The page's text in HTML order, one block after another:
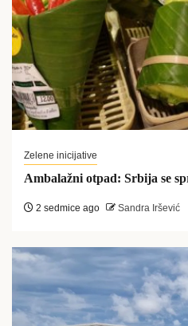
Zelene inicijative
Ambalažni otpad: Srbija se
2 sedmice ago Sandra Iršević